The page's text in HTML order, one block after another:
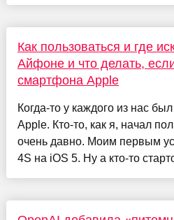
Как пользоваться и где
Айфоне и что делать,
смартфона Apple
Когда-то у каждого из нас
Apple. Кто-то, как я, начал
очень давно. Моим первым
4S на iOS 5. Ну а кто-то